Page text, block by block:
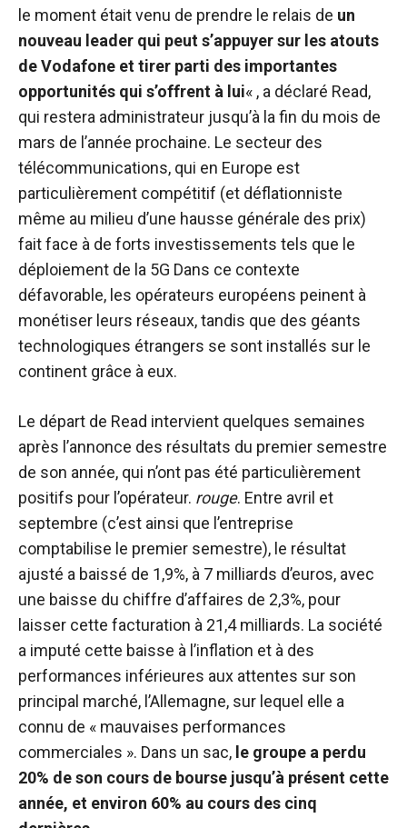
le moment était venu de prendre le relais de un
nouveau leader qui peut s’appuyer sur les atouts
de Vodafone et tirer parti des importantes
opportunités qui s’offrent à lui« , a déclaré Read,
qui restera administrateur jusqu’à la fin du mois de
mars de l’année prochaine. Le secteur des
télécommunications, qui en Europe est
particulièrement compétitif (et déflationniste
même au milieu d’une hausse générale des prix)
fait face à de forts investissements tels que le
déploiement de la 5G Dans ce contexte
défavorable, les opérateurs européens peinent à
monétiser leurs réseaux, tandis que des géants
technologiques étrangers se sont installés sur le
continent grâce à eux.
Le départ de Read intervient quelques semaines
après l’annonce des résultats du premier semestre
de son année, qui n’ont pas été particulièrement
positifs pour l’opérateur. rouge. Entre avril et
septembre (c’est ainsi que l’entreprise
comptabilise le premier semestre), le résultat
ajusté a baissé de 1,9%, à 7 milliards d’euros, avec
une baisse du chiffre d’affaires de 2,3%, pour
laisser cette facturation à 21,4 milliards. La société
a imputé cette baisse à l’inflation et à des
performances inférieures aux attentes sur son
principal marché, l’Allemagne, sur lequel elle a
connu de « mauvaises performances
commerciales ». Dans un sac, le groupe a perdu
20% de son cours de bourse jusqu’à présent cette
année, et environ 60% au cours des cinq